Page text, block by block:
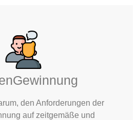
den Anforderungen der
auf zeitgemäße und